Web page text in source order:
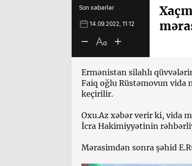
Son xəbərlər
14.09.2022, 11:12
Ermənistan silahlı
Faiq oğlu Rüstəmovun vida
keçirilir.
Oxu.Az xəbər verir ki, vida
İcra Hakimiyyətinin
Mərasimdən sonra şəhid